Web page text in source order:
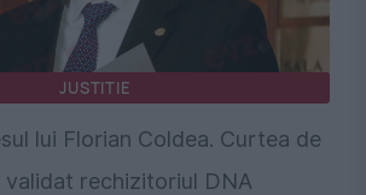
JUSTITIE
lui Florian Coldea. Curtea de
validat rechizitoriul DNA